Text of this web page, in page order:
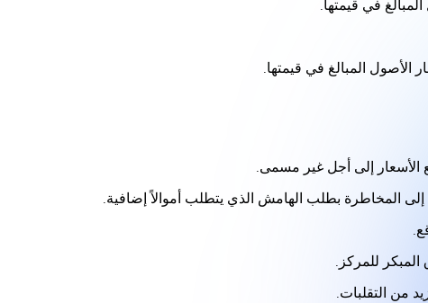
في قيمتها.
المبالغ في قيمتها.
إلى أجل غير مسمى.
المخاطرة بطلب الهامش الذي يتطلب أموالاً إضافية.
للمركز.
من التقلبات.